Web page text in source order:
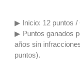
▶ Inicio: 12 puntos /
▶ Puntos ganados
años sin
puntos).